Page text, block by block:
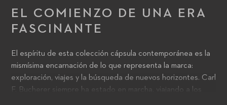
EL COMIENZO DE UNA ERA
FASCINANTE
El espíritu de esta colección cápsula contemporánea es la
mismísima encarnación de lo que representa la marca:
exploración, viajes y la búsqueda de nuevos horizontes. Carl
F. Bucherer siempre ha estado en marcha, viajando a los